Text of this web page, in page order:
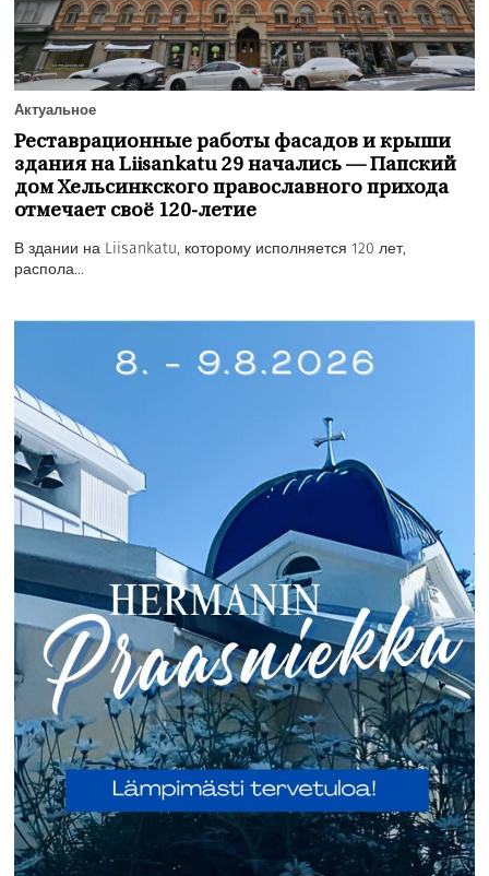
Актуальное
Реставрационные работы фасадов и крыши
здания на Liisankatu 29 начались — Папский
дом Хельсинкского православного прихода
отмечает своё 120-летие
В здании на Liisankatu, которому исполняется 120 лет,
распола...